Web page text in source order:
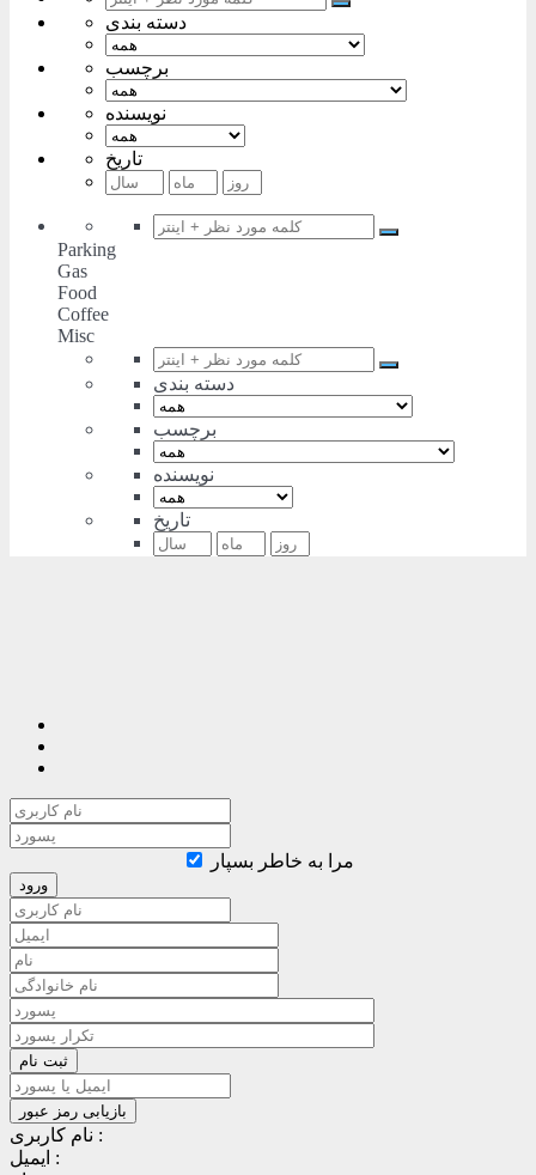
دسته بندی
برچسب
نویسنده
تاریخ
Parking
Gas
Food
Coffee
Misc
دسته بندی
برچسب
نویسنده
تاریخ
مرا به خاطر بسپار
نام کاربری :
ایمیل :